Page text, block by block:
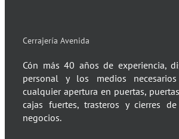
Cerrajería Avenida
Cón más 40 años de experiencia,
personal y los medios
cualquier apertura en puertas,
cajas fuertes, trasteros y cierres
negocios.